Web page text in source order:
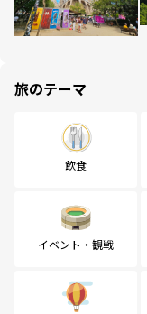
旅のテーマ
飲食
イベント・観戦